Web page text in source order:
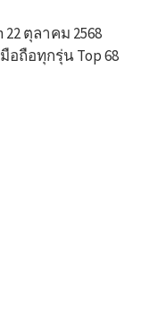
ตุลาคม 2568
ถือทุกรุ่น Top 68